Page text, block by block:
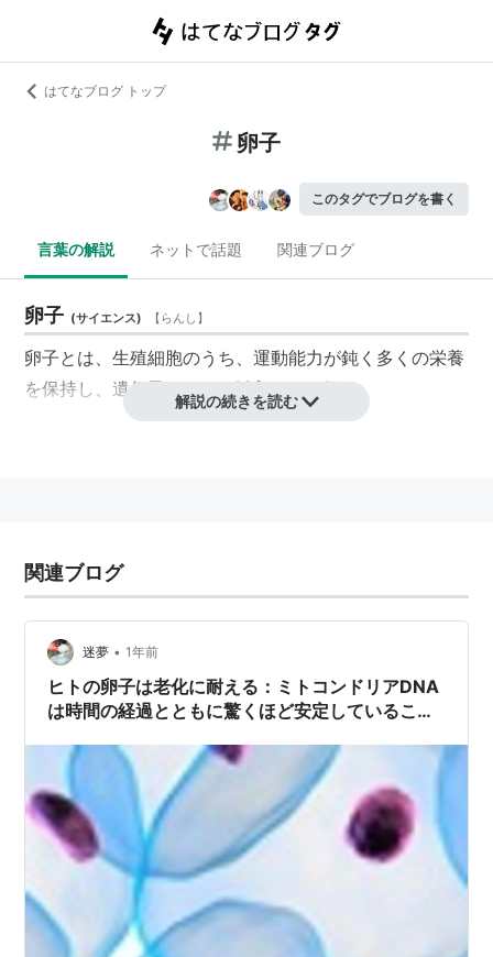
はてなブログ トップ
卵子
このタグでブログを書く
言葉の解説 ネットで話題 関連ブログ
卵子 (サイエンス) 【 らんし 】
卵子とは、生殖細胞のうち、運動能力が鈍く多くの栄養
を保持し、遺伝子(DNA)を挿入される側。
解説の続きを読む
関連ブログ
迷夢 • 1年前
ヒトの卵子は老化に耐える：ミトコンドリアDNA
は時間の経過とともに驚くほど安定していること